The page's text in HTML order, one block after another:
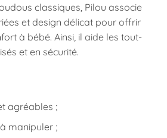
classiques, Pilou associe
et design délicat pour offrir
à bébé. Ainsi, il aide les tout-
et en sécurité.
agréables ;
manipuler ;